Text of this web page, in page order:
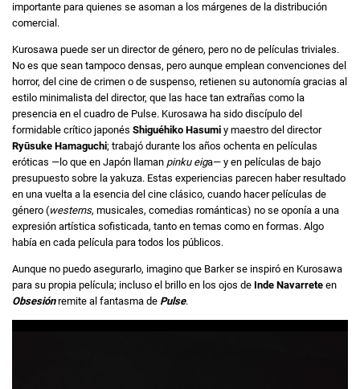
importante para quienes se asoman a los márgenes de la distribución
comercial.
Kurosawa puede ser un director de género, pero no de películas triviales.
No es que sean tampoco densas, pero aunque emplean convenciones del
horror, del cine de crimen o de suspenso, retienen su autonomía gracias al
estilo minimalista del director, que las hace tan extrañas como la
presencia en el cuadro de Pulse. Kurosawa ha sido discípulo del
formidable crítico japonés Shiguéhiko Hasumi y maestro del director
Ryūsuke Hamaguchi; trabajó durante los años ochenta en películas
eróticas —lo que en Japón llaman pinku eiga— y en películas de bajo
presupuesto sobre la yakuza. Estas experiencias parecen haber resultado
en una vuelta a la esencia del cine clásico, cuando hacer películas de
género (westerns, musicales, comedias románticas) no se oponía a una
expresión artística sofisticada, tanto en temas como en formas. Algo
había en cada película para todos los públicos.
Aunque no puedo asegurarlo, imagino que Barker se inspiró en Kurosawa
para su propia película; incluso el brillo en los ojos de Inde Navarrete en
Obsesiónremite al fantasma de Pulse.